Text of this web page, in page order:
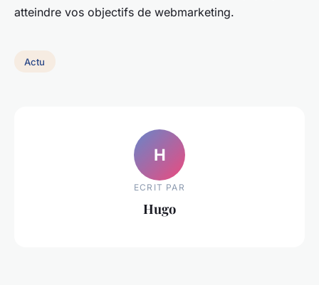
atteindre vos objectifs de webmarketing.
Actu
H
ECRIT PAR
Hugo